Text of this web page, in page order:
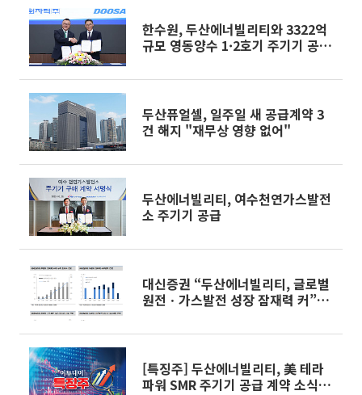
한수원, 두산에너빌리티와 3322억
규모 영동양수 1·2호기 주기기 공급
두산퓨얼셀, 일주일 새 공급계약 3
건 해지 "재무상 영향 없어"
두산에너빌리티, 여수천연가스발전
소 주기기 공급
대신증권 “두산에너빌리티, 글로벌
원전ㆍ가스발전 성장 잠재력 커”…
[특징주] 두산에너빌리티, 美 테라
파워 SMR 주기기 공급 계약 소식에